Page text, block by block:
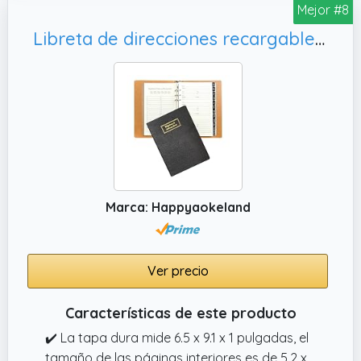
teléfonos, direcciones, cumpleaños, citas
importantes, cuentas, pasaportes y detalles
Mejor #8
Libreta de direcciones recargable con pestañas alfabéticas, personas
Marca: Happyaokeland
Ver precio
Características de este producto
✔️ La tapa dura mide 6.5 x 9.1 x 1 pulgadas, el
tamaño de las páginas interiores es de 5.2 x